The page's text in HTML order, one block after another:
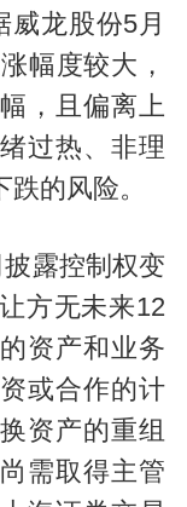
龙股份5月
幅度较大，
，且偏离上
过热、非理
的风险。
露控制权变
方无未来12
资产和业务
或合作的计
资产的重组
需取得主管